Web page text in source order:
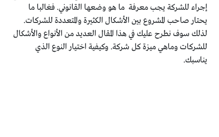
إجراء للشركة يجب معرفة ما هو وضعها القانوني. فغالبا ما
يحتار صاحب المشروع بين الأشكال الكثيرة والمتعددة للشركات.
لذلك سوف نطرح عليك في هذا المقال العديد من الأنواع والأشكال
للشركات وماهي ميزة كل شركة. وكيفية اختيار النوع الذي
يناسبك.